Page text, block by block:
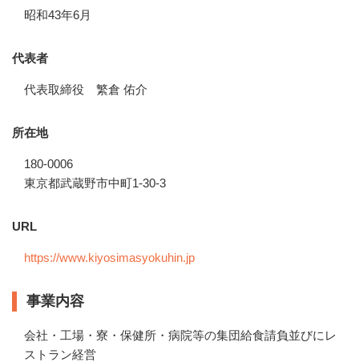
昭和43年6月
代表者
代表取締役 繁倉 佑介
所在地
180-0006
東京都武蔵野市中町1-30-3
URL
https://www.kiyosimasyokuhin.jp
事業内容
会社・工場・寮・保健所・病院等の集団給食請負並びにレ
ストラン経営